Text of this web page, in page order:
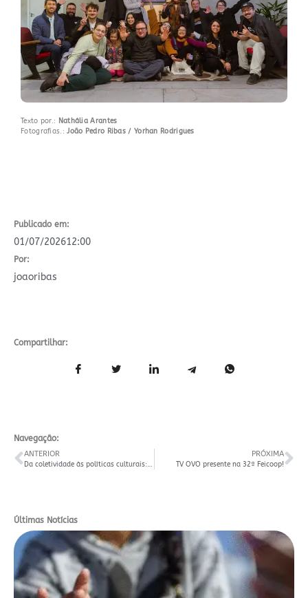
Texto por.: Nathália Arantes
Fotografias.:João Pedro Ribas / Yorhan Rodrigues
Publicado em:
01/07/202612:00
Por:
joaoribas
Compartilhar:
Navegação:
ANTERIOR
Da coletividade às políticas culturais: o audiovisual em destaque na 6ª Teia Nacional
PRÓXIMA
TV OVO presente na 32ª Feicoop!
Últimas Notícias